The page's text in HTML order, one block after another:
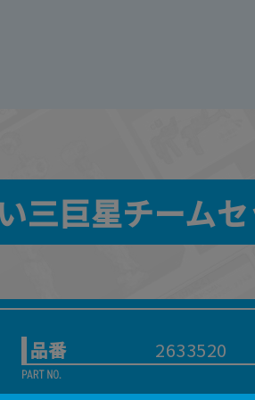
三巨星チーム
品番 2633520